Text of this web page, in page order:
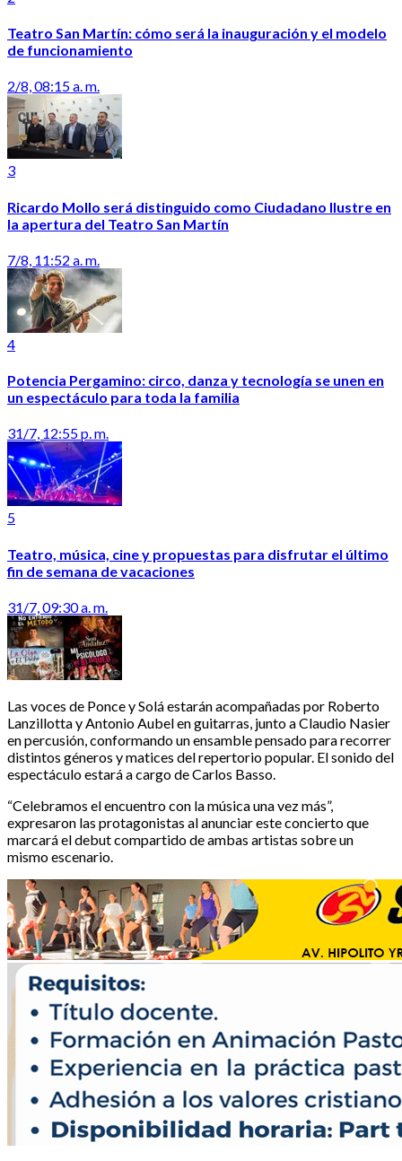
Teatro San Martín: cómo será la inauguración y el modelo
de funcionamiento
2/8, 08:15 a. m.
3
Ricardo Mollo será distinguido como Ciudadano Ilustre en
la apertura del Teatro San Martín
7/8, 11:52 a. m.
4
Potencia Pergamino: circo, danza y tecnología se unen en
un espectáculo para toda la familia
31/7, 12:55 p. m.
5
Teatro, música, cine y propuestas para disfrutar el último
fin de semana de vacaciones
31/7, 09:30 a. m.
Las voces de Ponce y Solá estarán acompañadas por Roberto
Lanzillotta y Antonio Aubel en guitarras, junto a Claudio Nasier
en percusión, conformando un ensamble pensado para recorrer
distintos géneros y matices del repertorio popular. El sonido del
espectáculo estará a cargo de Carlos Basso.
“Celebramos el encuentro con la música una vez más”,
expresaron las protagonistas al anunciar este concierto que
marcará el debut compartido de ambas artistas sobre un
mismo escenario.